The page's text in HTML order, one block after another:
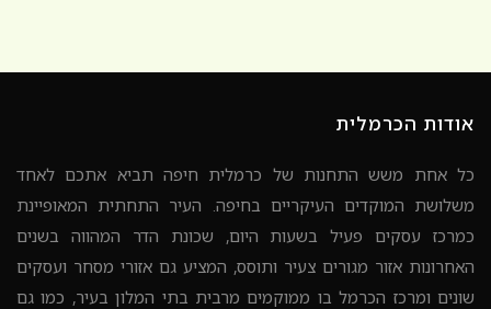
אודות הכרמלית
כל אחת משש התחנות של כרמלית חיפה תביא אתכם לאחד
משלושת המוקדים העיקריים בחיפה. העיר התחתית המאופיינת
כמרכז עסקים פעיל בשעות היום, שכונת הדר המהווה בשנים
האחרונות אזור מגורים צעיר ותוסס, המציע גם אזורי מסחר ועסקים
שונים ומרכז הכרמל בו ממוקמים מרבית בתי המלון בעיר, כמו גם